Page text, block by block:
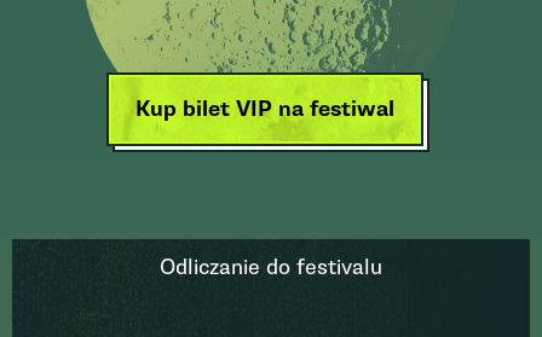
Kup bilet VIP na festiwal
Odliczanie do festivalu